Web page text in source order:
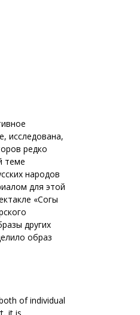
исследована,
редко
теме
народов
для этой
«Соңгы
других
образ
of individual